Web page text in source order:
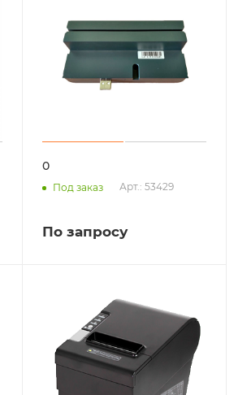
0
Под заказ Арт.: 53429
По запросу